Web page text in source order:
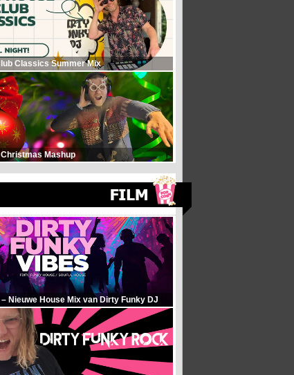
Classics Summer Mix
Mashup
Nieuwe House Mix van Dirty Funky DJ